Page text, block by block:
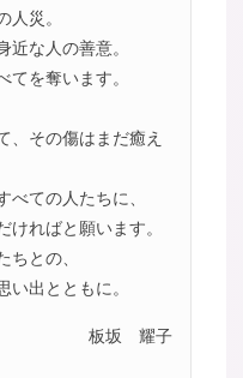
災。
近な人の善意。
てを奪います。
、その傷はまだ癒え
ての人たちに、
ければと願います。
ちとの、
い出とともに。
板坂 耀子